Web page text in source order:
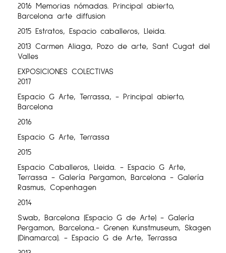
2016 Memorias nómadas. Principal abierto,
Barcelona arte diffusion
2015 Estratos, Espacio caballeros, Lleida.
2013 Carmen Aliaga, Pozo de arte, Sant Cugat del
Valles
EXPOSICIONES COLECTIVAS
2017
Espacio G Arte, Terrassa, - Principal abierto,
Barcelona
2016
Espacio G Arte, Terrassa
2015
Espacio Caballeros, Lleida. - Espacio G Arte,
Terrassa - Galería Pergamon, Barcelona - Galería
Rasmus, Copenhagen
2014
Swab, Barcelona (Espacio G de Arte) - Galería
Pergamon, Barcelona.- Grenen Kunstmuseum, Skagen
(Dinamarca). - Espacio G de Arte, Terrassa